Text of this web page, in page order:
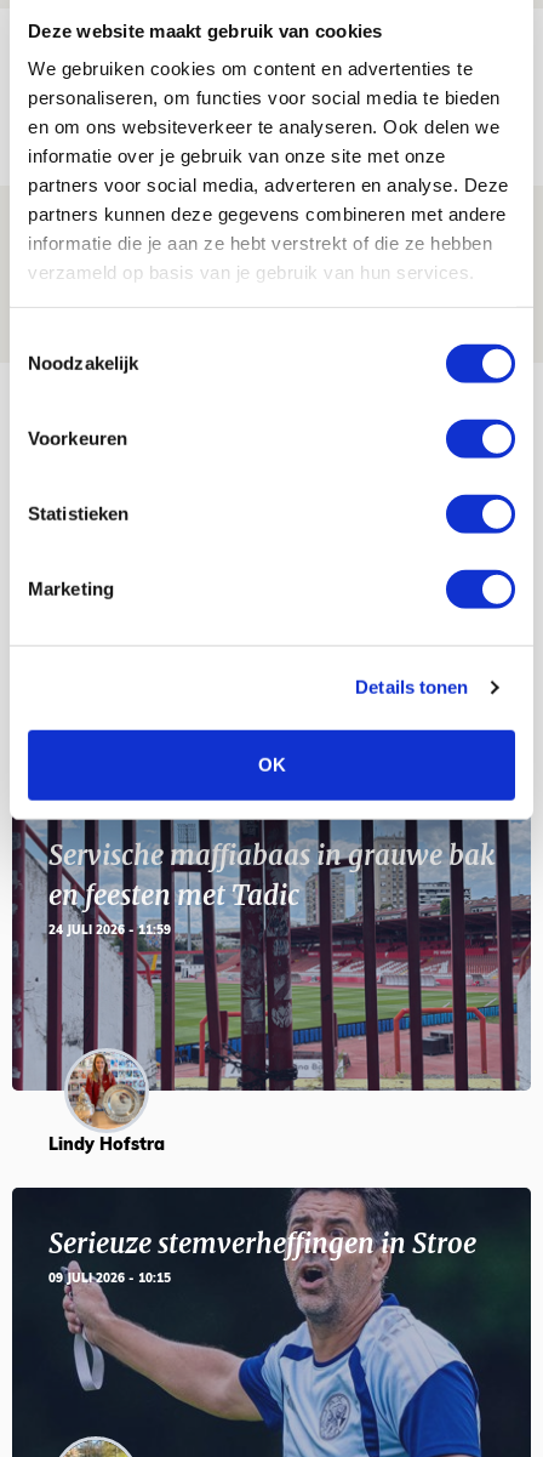
Deze website maakt gebruik van cookies
We gebruiken cookies om content en advertenties te
personaliseren, om functies voor social media te bieden
en om ons websiteverkeer te analyseren. Ook delen we
informatie over je gebruik van onze site met onze
partners voor social media, adverteren en analyse. Deze
partners kunnen deze gegevens combineren met andere
informatie die je aan ze hebt verstrekt of die ze hebben
verzameld op basis van je gebruik van hun services.
Noodzakelijk
Voorkeuren
Statistieken
Marketing
Details tonen
OK
Trotse Klaassen: ‘Vierhonderd duels
voor mijn club is heel speciaal’
06 AUGUSTUS 2026 - 23:43
NIEUWS
Ajax zet Shelbourne eenvoudig opzij en
reist met vertrouwen naar Dublin
AGENDA
23
Selectiedag ballenjongens/-meiden
Blogs
Servische maffiabaas in grauwe bak
en feesten met Tadic
24 JULI 2026 - 11:59
Lindy Hofstra
Serieuze stemverheffingen in Stroe
09 JULI 2026 - 10:15